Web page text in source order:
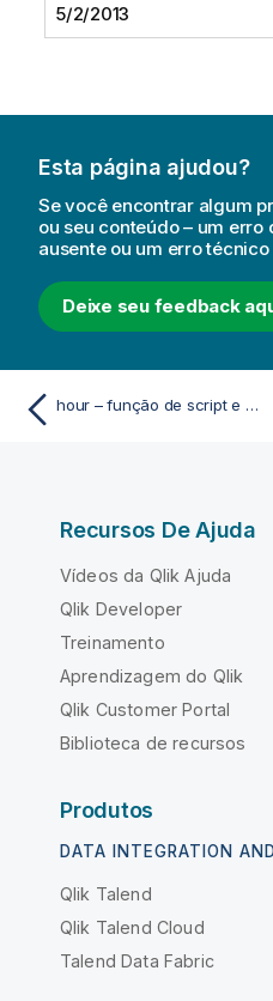
5/2/2013
Esta página ajudou?
Se você encontrar algum
ou seu conteúdo – um
ausente ou um erro
Deixe seu feedback
hour – função de script e gráfico
Recursos De Ajuda
Vídeos da Qlik Ajuda
Qlik Developer
Treinamento
Aprendizagem do Qlik
Qlik Customer Portal
Biblioteca de recursos
Produtos
DATA INTEGRATION
Qlik Talend
Qlik Talend Cloud
Talend Data Fabric